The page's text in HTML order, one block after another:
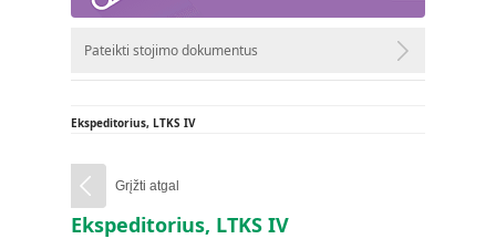
Pateikti stojimo dokumentus
Ekspeditorius, LTKS IV
Grįžti atgal
Ekspeditorius, LTKS IV